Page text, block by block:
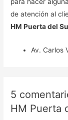
para hacer
de atención al
HM Puerta del
Av. Carlos
5
HM Puerta